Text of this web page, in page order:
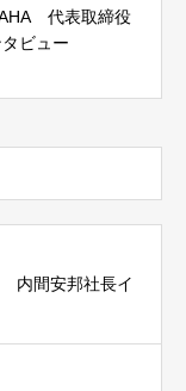
代表取締役
ビュー
内間安邦社長イ